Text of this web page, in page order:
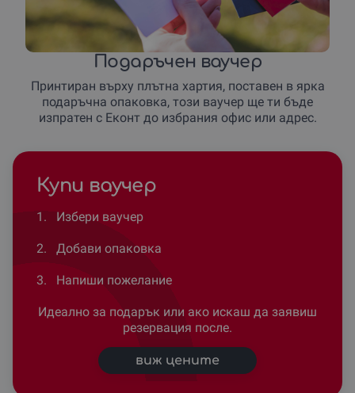
Подаръчен ваучер
Принтиран върху плътна хартия, поставен в ярка
подаръчна опаковка, този ваучер ще ти бъде
изпратен с Еконт до избрания офис или адрес.
Купи ваучер
1. Избери ваучер
2. Добави опаковка
3. Напиши пожелание
Идеално за подарък или ако искаш да заявиш
резервация после.
виж цените